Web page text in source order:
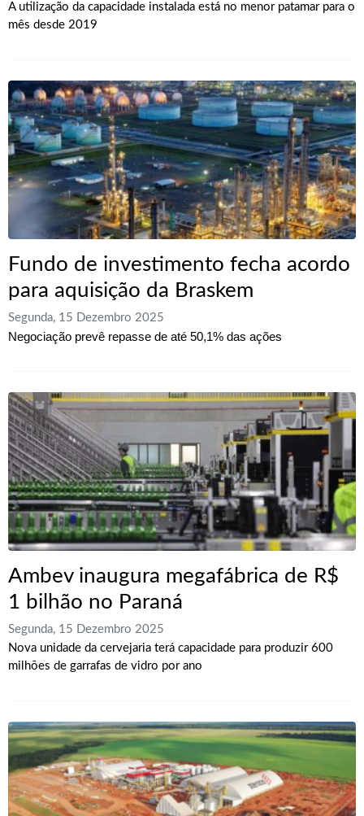
A utilização da capacidade instalada está no menor patamar para o
mês desde 2019
Fundo de investimento fecha acordo
para aquisição da Braskem
Segunda, 15 Dezembro 2025
Negociação prevê repasse de até 50,1% das ações
Ambev inaugura megafábrica de R$
1 bilhão no Paraná
Segunda, 15 Dezembro 2025
Nova unidade da cervejaria terá capacidade para produzir 600
milhões de garrafas de vidro por ano